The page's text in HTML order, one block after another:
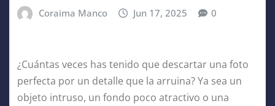
Coraima Manco Jun 17, 2025 0
¿Cuántas veces has tenido que descartar una foto
perfecta por un detalle que la arruina? Ya sea un
objeto intruso, un fondo poco atractivo o una